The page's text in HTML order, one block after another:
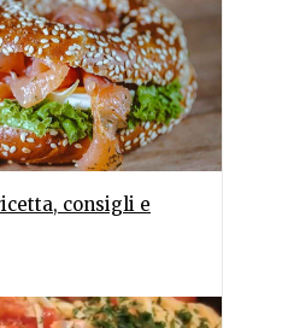
consigli e